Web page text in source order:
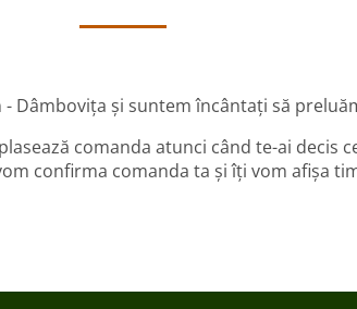
Dâmbovița și suntem încântați să
comanda atunci când te-ai decis
confirma comanda ta și îți vom afișa